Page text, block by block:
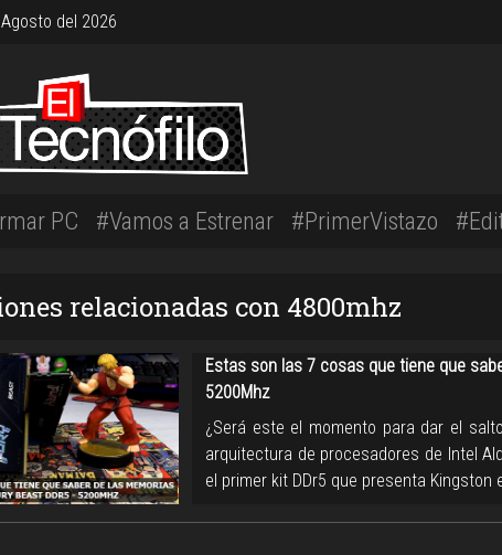
del 2026
PC #Vamos a Estrenar #PrimerVistazo
relacionadas con 4800mhz
Estas son las 7 cosas que tiene que
5200Mhz
¿Será este el momento para dar el
arquitectura de procesadores de Intel
el primer kit DDr5 que presenta Kingston